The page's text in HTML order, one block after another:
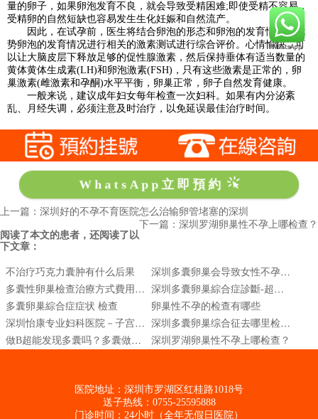
量的卵子，如果卵泡发育不良，就会导致受精困难;即使受精不容易，
受精卵的自然短缺也容易发生生化妊娠和自然流产。
因此，在试孕前，医生将结合卵泡的形态和卵泡的发育情况对优
势卵泡的发育情况进行相关的激素测试进行综合评价。心情愉快，可
以让大脑皮层下释放足够的促性腺激素，然后保持垂体有适当数量的
黄体黄体生成素(LH)和卵泡激素(FSH)，只有这些激素是正常的，卵
巢激素(雌激素和孕酮)水平平衡，卵巢正常，卵子自然发育健康。
一般来说，建议成年妇女每年检查一次妇科。如果有内分泌紊
乱、月经失调，必须注意及时治疗，以免延误最佳治疗时间。
WhatsApp立即預約
上一篇：深圳好的不孕不育医院怎么治输卵管堵塞的深圳
下一篇：深圳罗湖卵巢性不孕上哪检查？
阅读了本文的患者，还阅读了以
下文章：
不治疗巧克力囊肿有什么后果
多囊卵巢綜合症症状 檢查
卵巢性不孕的检查有哪些
深圳罗湖卵巢性不孕上哪检查？
医院地址：深圳市罗湖区红桂路1018号
送子热线：0755-25595888
门诊时间：24小时（全年无假日医院）